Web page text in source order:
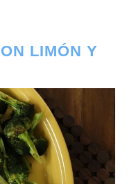
LIMÓN Y